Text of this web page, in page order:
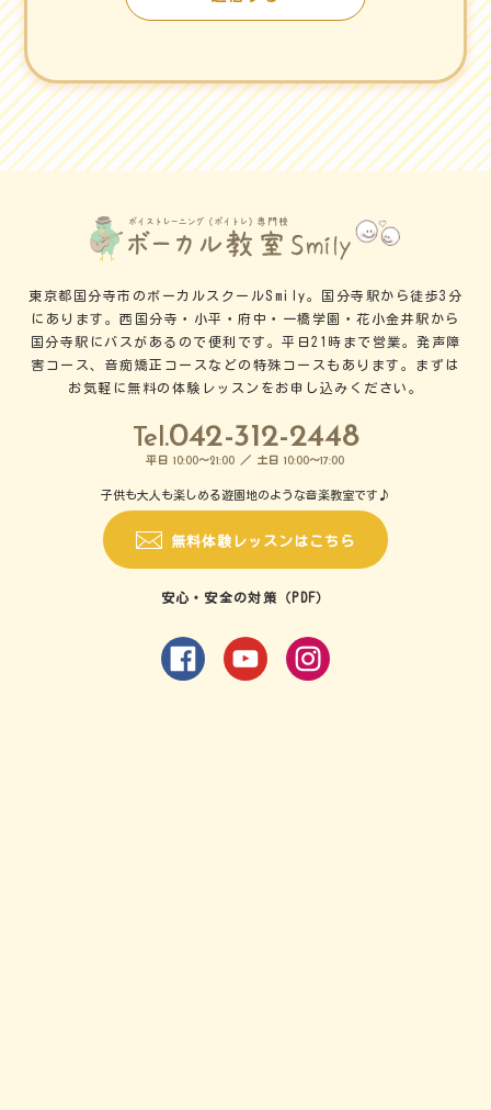
東京都国分寺市のボーカルスクールSmily。国分寺駅から徒歩3分
にあります。西国分寺・小平・府中・一橋学園・花小金井駅から
国分寺駅にバスがあるので便利です。平日21時まで営業。発声障
害コース、音痴矯正コースなどの特殊コースもあります。まずは
お気軽に無料の体験レッスンをお申し込みください。
Tel.042-312-2448
平日10:00～21:00 ／ 土日10:00～17:00
子供も大人も楽しめる遊園地のような音楽教室です♪
無料体験レッスンはこちら
安心・安全の対策（PDF）